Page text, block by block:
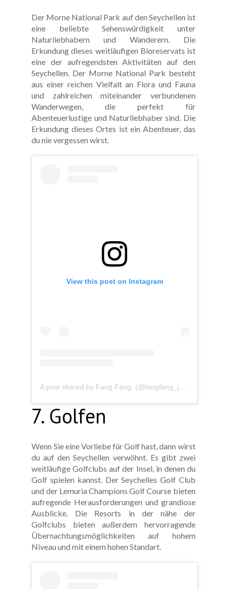
Der Morne National Park auf den Seychellen ist
eine beliebte Sehenswürdigkeit unter
Naturliebhabern und Wanderern. Die
Erkundung dieses weitläufigen Bioreservats ist
eine der aufregendsten Aktivitäten auf den
Seychellen. Der Morne National Park besteht
aus einer reichen Vielfalt an Flora und Fauna
und zahlreichen miteinander verbundenen
Wanderwegen, die perfekt für
Abenteuerlustige und Naturliebhaber sind. Die
Erkundung dieses Ortes ist ein Abenteuer, das
du nie vergessen wirst.
View this post on Instagram
A post shared by Fang Fang. (@fangfang_jalenques)
7. Golfen
Wenn Sie eine Vorliebe für Golf hast, dann wirst
du auf den Seychellen verwöhnt. Es gibt zwei
weitläufige Golfclubs auf der Insel, in denen du
Golf spielen kannst. Der Seychelles Golf Club
und der Lemuria Champions Golf Course bieten
aufregende Herausforderungen und grandiose
Ausblicke. Die Resorts in der nähe der
Golfclubs bieten außerdem hervorragende
Übernachtungsmöglichkeiten auf hohem
Niveau und mit einem hohen Standart.